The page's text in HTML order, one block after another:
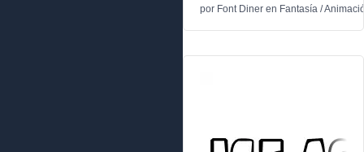
por Font Diner en Fantasía /